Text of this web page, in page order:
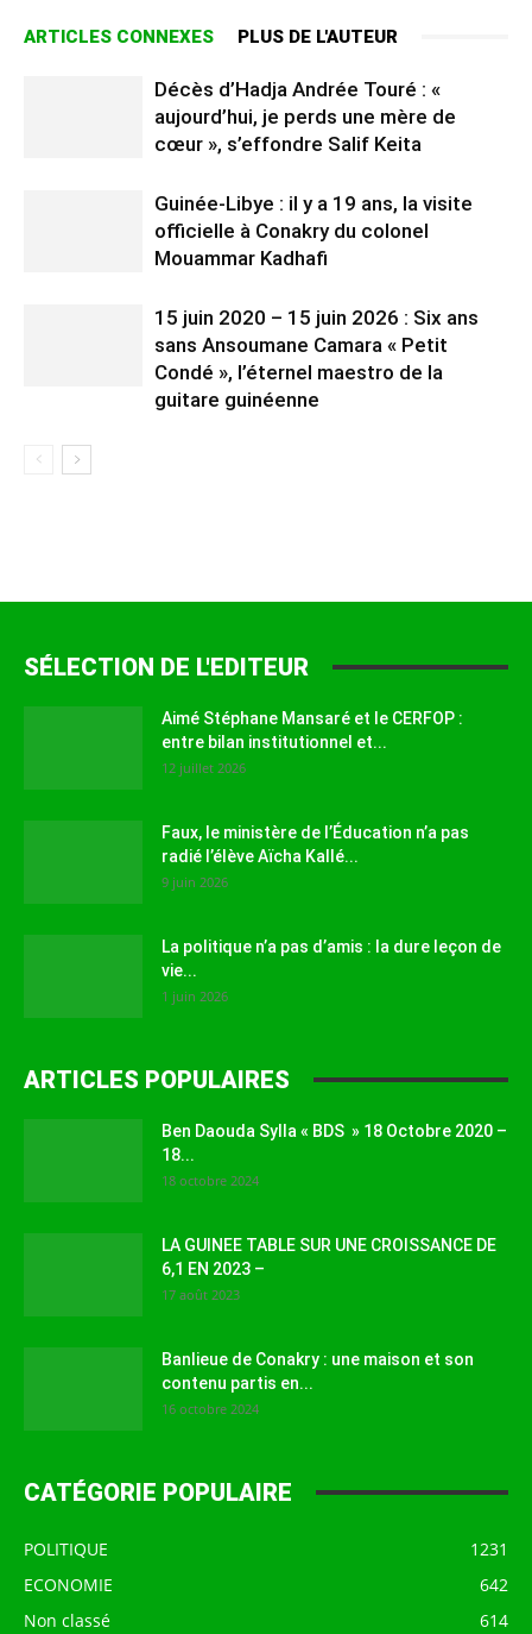
ARTICLES CONNEXES PLUS DE L'AUTEUR
Décès d’Hadja Andrée Touré : «
aujourd’hui, je perds une mère de
cœur », s’effondre Salif Keita
Guinée-Libye : il y a 19 ans, la visite
officielle à Conakry du colonel
Mouammar Kadhafi
15 juin 2020 – 15 juin 2026 : Six ans
sans Ansoumane Camara « Petit
Condé », l’éternel maestro de la
guitare guinéenne
SÉLECTION DE L'EDITEUR
Aimé Stéphane Mansaré et le CERFOP :
entre bilan institutionnel et...
12 juillet 2026
Faux, le ministère de l’Éducation n’a pas
radié l’élève Aïcha Kallé...
9 juin 2026
La politique n’a pas d’amis : la dure leçon de
vie...
1 juin 2026
ARTICLES POPULAIRES
Ben Daouda Sylla « BDS » 18 Octobre 2020 –
18...
18 octobre 2024
LA GUINEE TABLE SUR UNE CROISSANCE DE
6,1 EN 2023 –
17 août 2023
Banlieue de Conakry : une maison et son
contenu partis en...
16 octobre 2024
CATÉGORIE POPULAIRE
POLITIQUE
1231
ECONOMIE
642
Non classé
614